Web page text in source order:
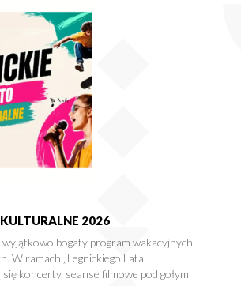
2026
wyjątkowo bogaty program wakacyjnych
W ramach „Legnickiego Lata
koncerty, seanse filmowe pod gołym